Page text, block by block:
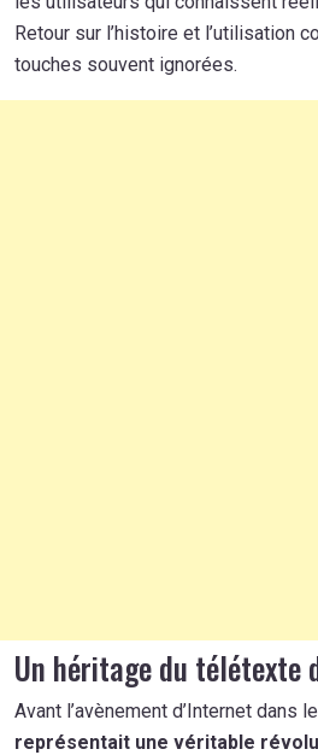
Retour sur l’histoire et l’utilisation
touches souvent ignorées.
Un héritage du télétexte
Avant l’avènement d’Internet dans
représentait une véritable